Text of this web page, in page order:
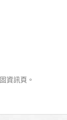
資訊頁。